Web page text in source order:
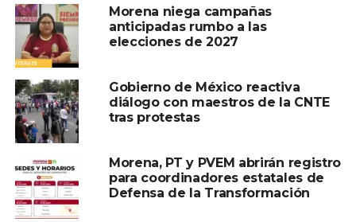
TEMAS RELACIONADOS: CORDINADOR
MORENA
PRD RESISTENCIA CIVIL
Comalcalco realizará Jornada de
Reclutamiento con múltiples vacantes
laborales
Morena niega campañas
anticipadas rumbo a las
elecciones de 2027
Gobierno de México reactiva
diálogo con maestros de la CNTE
tras protestas
Morena, PT y PVEM abrirán registro
para coordinadores estatales de
Defensa de la Transformación